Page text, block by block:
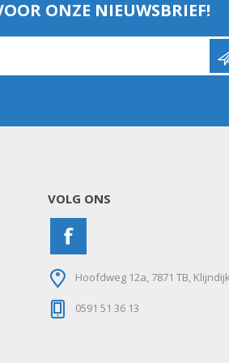
ONZE NIEUWSBRIEF!
VOLG ONS
Hoofdweg 12a, 7871 TB,
0591 51 36 13